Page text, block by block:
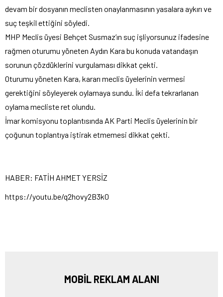
devam bir dosyanın meclisten onaylanmasının yasalara aykırı ve
suç teşkil ettiğini söyledi.
MHP Meclis üyesi Behçet Susmaz’ın suç işliyorsunuz ifadesine
rağmen oturumu yöneten Aydın Kara bu konuda vatandaşın
sorunun çözdüklerini vurgulaması dikkat çekti.
Oturumu yöneten Kara, kararı meclis üyelerinin vermesi
gerektiğini söyleyerek oylamaya sundu. İki defa tekrarlanan
oylama mecliste ret olundu.
İmar komisyonu toplantısında AK Parti Meclis üyelerinin bir
çoğunun toplantıya iştirak etmemesi dikkat çekti.
HABER: FATİH AHMET YERSİZ
https://youtu.be/q2hovy2B3k0
MOBİL REKLAM ALANI